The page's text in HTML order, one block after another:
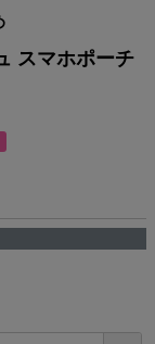
スマホポーチ